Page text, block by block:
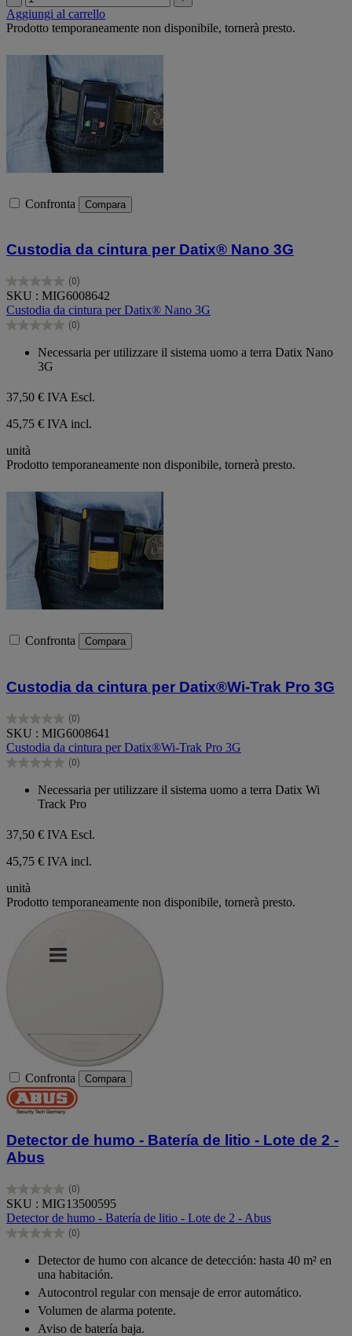
Aggiungi al carrello
Prodotto temporaneamente non disponibile, tornerà presto.
Confronta Compara
Custodia da cintura per Datix® Nano 3G
(0)
0.0
su
5
stelle.
SKU : MIG6008642
Custodia da cintura per Datix® Nano 3G
(0)
0.0
Necessaria per utilizzare il sistema uomo a terra Datix Nano
3G
37,50 € IVA Escl.
45,75 € IVA incl.
unità
Prodotto temporaneamente non disponibile, tornerà presto.
Confronta Compara
Custodia da cintura per Datix®Wi-Trak Pro 3G
(0)
0.0
su
5
stelle.
SKU : MIG6008641
Custodia da cintura per Datix®Wi-Trak Pro 3G
(0)
0.0
Necessaria per utilizzare il sistema uomo a terra Datix Wi
Track Pro
37,50 € IVA Escl.
45,75 € IVA incl.
unità
Prodotto temporaneamente non disponibile, tornerà presto.
Confronta Compara
Detector de humo - Batería de litio - Lote de 2 -
Abus
(0)
0.0
su
5
stelle.
SKU : MIG13500595
Detector de humo - Batería de litio - Lote de 2 - Abus
(0)
0.0
Detector de humo con alcance de detección: hasta 40 m² en
una habitación.
Autocontrol regular con mensaje de error automático.
Volumen de alarma potente.
Aviso de batería baja.